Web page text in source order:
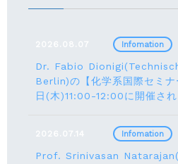
2026.08.07
Dr. Fabio
Berlin)の【化学系国際セミ
⽇(⽊)11:00-12:00に開催され
Infomation
2026.07.14
Prof. Srinivasan
Infomation